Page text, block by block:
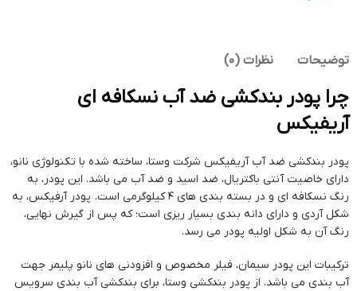
توضیحات نظرات (0)
چرا پودر بندکشی ضد آب نسکافه ای
آریفیکس
پودر بندکشی ضد آب آریفیکس شرکت وستا، ساخته شده با تکنولوژی نانو،
دارای خاصیت آنتی باکتریال، ضد اسید و ضد آب می باشد. این پودر، به
رنگ نسکافه ای و در بسته بندی های 4 کیلوگرمی است. پودر آرفیکس، به
شکل آردی و دارای دانه بندی بسیار ریزی است؛ که پس از گیرش نهایی،
رنگ آن به شکل اولیه پودر می رسد.
ترکیبات این پودر سیمان، فیلر مخصوص و افزودنی های نانو پلیمر جهت
آب بندی می باشد. از پودر بندکشی وستا، برای بندکشی آب بندی سرویس